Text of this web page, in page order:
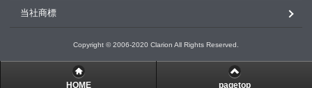
当社商標
Copyright © 2006-2020 Clarion All Rights Reserved.
HOME pagetop